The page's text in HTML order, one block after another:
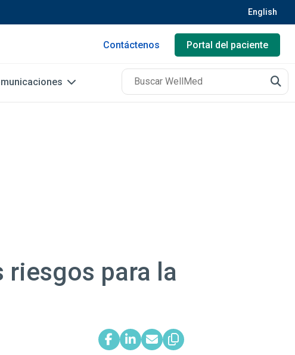
English
Contáctenos Portal del paciente
riesgos para la